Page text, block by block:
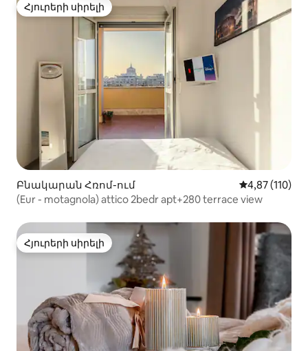
Հյուրերի սիրելի
Հյուրերի սիրելի
Բնակարան Հռոմ-ում Միջին
4,87 (110)
(Eur - motagnola) attico 2bedr apt+280 terrace view
Հյուրերի սիրելի
Հյուրերի սիրելի